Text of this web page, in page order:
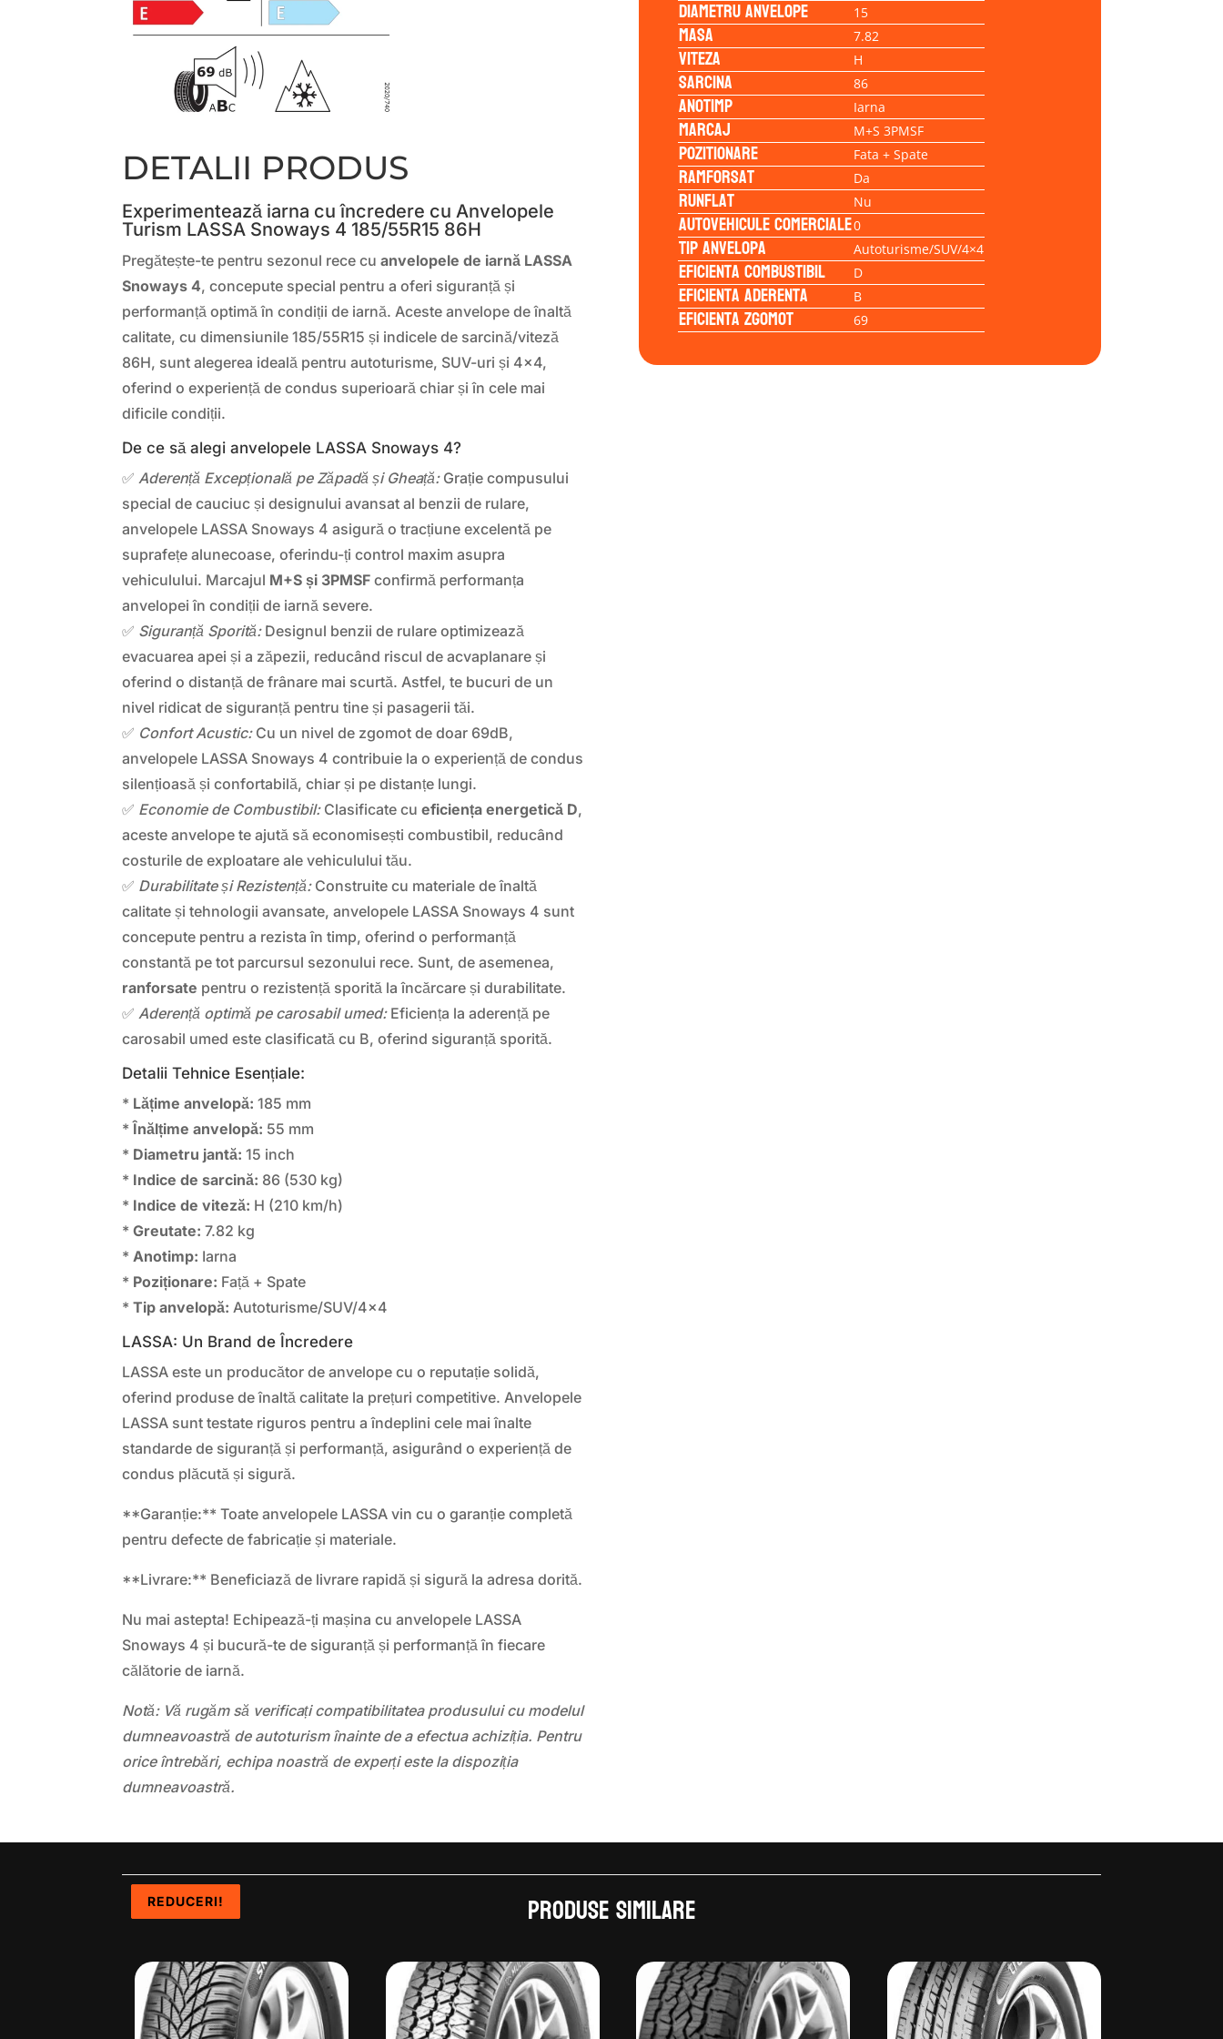
DETALII PRODUS
Experimentează iarna cu încredere cu Anvelopele
Turism LASSA Snoways 4 185/55R15 86H
Pregătește-te pentru sezonul rece cuanvelopele de iarnă LASSA
Snoways 4, concepute special pentru a oferi siguranță și
performanță optimă în condiții de iarnă. Aceste anvelope de înaltă
calitate, cu dimensiunile 185/55R15 și indicele de sarcină/viteză
86H, sunt alegerea ideală pentru autoturisme, SUV-uri și 4×4,
oferind o experiență de condus superioară chiar și în cele mai
dificile condiții.
De ce să alegi anvelopele LASSA Snoways 4?
✅ Aderență Excepțională pe Zăpadă și Gheață:Grație compusului
special de cauciuc și designului avansat al benzii de rulare,
anvelopele LASSA Snoways 4 asigură o tracțiune excelentă pe
suprafețe alunecoase, oferindu-ți control maxim asupra
vehiculului. Marcajul M+S și 3PMSF confirmă performanța
anvelopei în condiții de iarnă severe.
✅ Siguranță Sporită:Designul benzii de rulare optimizează
evacuarea apei și a zăpezii, reducând riscul de acvaplanare și
oferind o distanță de frânare mai scurtă. Astfel, te bucuri de un
nivel ridicat de siguranță pentru tine și pasagerii tăi.
✅ Confort Acustic:Cu un nivel de zgomot de doar 69dB,
anvelopele LASSA Snoways 4 contribuie la o experiență de condus
silențioasă și confortabilă, chiar și pe distanțe lungi.
✅ Economie de Combustibil:Clasificate cueficiența energetică D,
aceste anvelope te ajută să economisești combustibil, reducând
costurile de exploatare ale vehiculului tău.
✅ Durabilitate și Rezistență:Construite cu materiale de înaltă
calitate și tehnologii avansate, anvelopele LASSA Snoways 4 sunt
concepute pentru a rezista în timp, oferind o performanță
constantă pe tot parcursul sezonului rece. Sunt, de asemenea,
ranforsate pentru o rezistență sporită la încărcare și durabilitate.
✅ Aderență optimă pe carosabil umed:Eficiența la aderență pe
carosabil umed este clasificată cu B, oferind siguranță sporită.
Detalii Tehnice Esențiale:
* Lățime anvelopă: 185 mm
*Înălțime anvelopă: 55 mm
* Diametru jantă: 15 inch
* Indice de sarcină: 86 (530 kg)
* Indice de viteză: H (210 km/h)
*Greutate: 7.82 kg
* Anotimp: Iarna
* Poziționare: Față + Spate
*Tip anvelopă: Autoturisme/SUV/4×4
LASSA: Un Brand de Încredere
LASSA este un producător de anvelope cu o reputație solidă,
oferind produse de înaltă calitate la prețuri competitive. Anvelopele
LASSA sunt testate riguros pentru a îndeplini cele mai înalte
standarde de siguranță și performanță, asigurând o experiență de
condus plăcută și sigură.
**Garanție:** Toate anvelopele LASSA vin cu o garanție completă
pentru defecte de fabricație și materiale.
**Livrare:** Beneficiază de livrare rapidă și sigură la adresa dorită.
Nu mai astepta! Echipează-ți mașina cu anvelopele LASSA
Snoways 4 și bucură-te de siguranță și performanță în fiecare
călătorie de iarnă.
Notă: Vă rugăm să verificați compatibilitatea produsului cu modelul
dumneavoastră de autoturism înainte de a efectua achiziția. Pentru
orice întrebări, echipa noastră de experți este la dispoziția
dumneavoastră.
Diametru anvelope 15
Masa 7.82
Viteza H
Sarcina 86
Anotimp Iarna
Marcaj M+S 3PMSF
Pozitionare Fata + Spate
Ramforsat Da
Runflat Nu
Autovehicule comerciale0
Tip anvelopa Autoturisme/SUV/4×4
Eficienta Combustibil D
Eficienta Aderenta B
Eficienta Zgomot 69
Produse similare
REDUCERI!
REDUCERI!
REDUCERI!
REDUCERI!